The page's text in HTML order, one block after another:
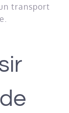
transport